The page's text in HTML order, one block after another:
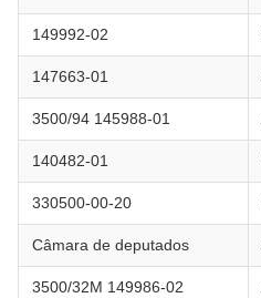
149992-02
147663-01
3500/94 145988-01
140482-01
330500-00-20
Câmara de deputados
3500/32M 149986-02